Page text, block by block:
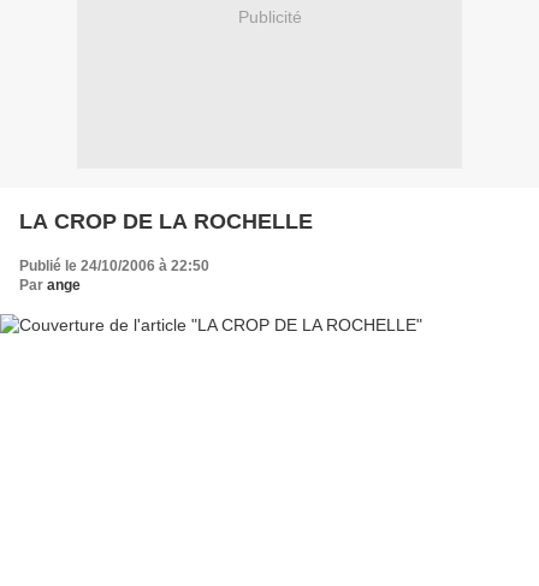
Publicité
LA CROP DE LA ROCHELLE
Publié le 24/10/2006 à 22:50
Par ange